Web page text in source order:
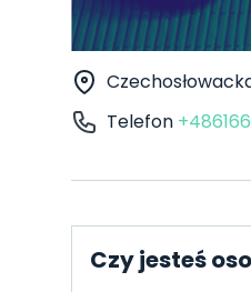
Telefon
Czy jesteś